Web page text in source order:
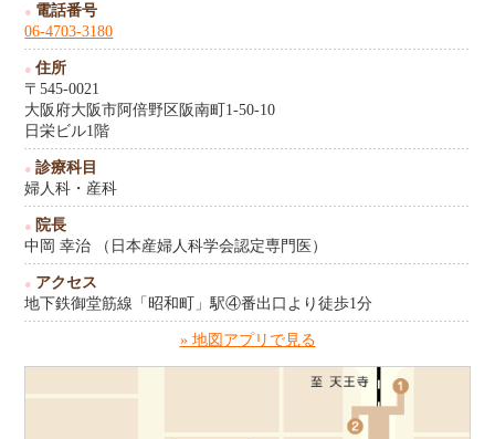
● 電話番号
06-4703-3180
●住所
〒545-0021
大阪府大阪市阿倍野区阪南町1-50-10
日栄ビル1階
●診療科目
婦人科・産科
● 院長
中岡 幸治 （日本産婦人科学会認定専門医）
● アクセス
地下鉄御堂筋線「昭和町」駅④番出口より徒歩1分
» 地図アプリで見る